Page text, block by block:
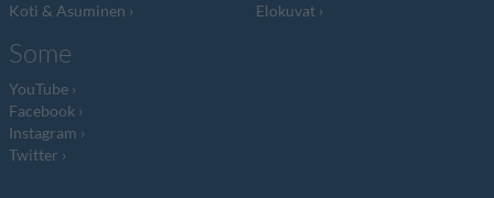
Koti & Asuminen
Elokuvat
Some
YouTube
Facebook
Instagram
Twitter